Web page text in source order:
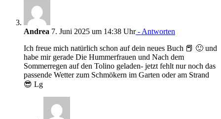
Andrea 7. Juni 2025 um 14:38 Uhr- Antworten
Ich freue mich natürlich schon auf dein neues Buch 📕 🙂 und
habe mir gerade Die Hummerfrauen und Nach dem
Sommerregen auf den Tolino geladen- jetzt fehlt nur noch das
passende Wetter zum Schmökern im Garten oder am Strand
😎 Lg